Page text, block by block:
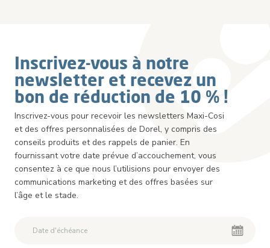
Inscrivez-vous à notre
newsletter et recevez un
bon de réduction de 10 % !
Inscrivez-vous pour recevoir les newsletters Maxi-Cosi
et des offres personnalisées de Dorel, y compris des
conseils produits et des rappels de panier. En
fournissant votre date prévue d’accouchement, vous
consentez à ce que nous l’utilisions pour envoyer des
communications marketing et des offres basées sur
l’âge et le stade.